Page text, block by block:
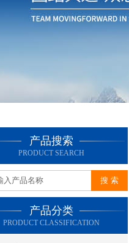
产品搜索
PRODUCT SEARCH
产品分类
PRODUCT CLASSIFICATION